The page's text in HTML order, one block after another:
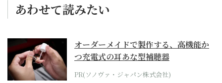
あわせて読みたい
オーダーメイドで製作する、高機能か
つ充電式の耳あな型補聴器
PR(ソノヴァ・ジャパン株式会社)